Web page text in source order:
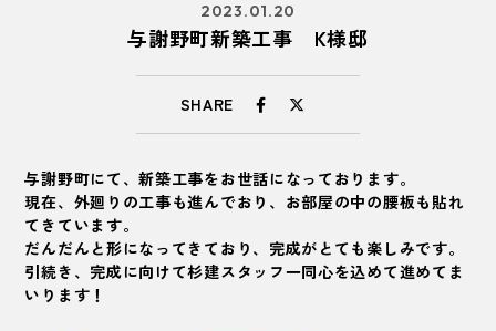
2023.01.20
与謝野町新築工事 K様邸
SHARE
与謝野町にて、新築工事をお世話になっております。
現在、外廻りの工事も進んでおり、お部屋の中の腰板も貼れ
てきています。
だんだんと形になってきており、完成がとても楽しみです。
引続き、完成に向けて杉建スタッフ一同心を込めて進めてま
いります！